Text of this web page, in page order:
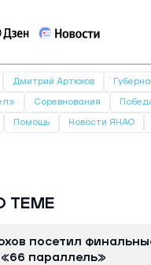
Дмитрий Артюхов
Соревнования
Помощь Новости ЯНАО
ТЕМЕ
посетил
параллель»